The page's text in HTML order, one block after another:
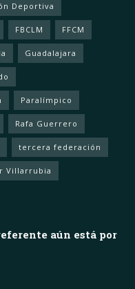
Deportiva
FBCLM FFCM
Guadalajara
Paralímpico
Rafa Guerrero
tercera federación
Villarrubia
aún está por